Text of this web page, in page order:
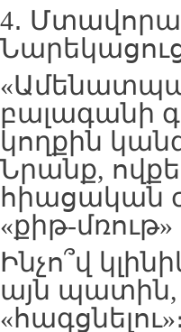
4․
բալագանի
կողքին
Նրանք,
հիացական
«քիթ-
Ինչո՞վ
այն պատին,
«հագցնելու»։